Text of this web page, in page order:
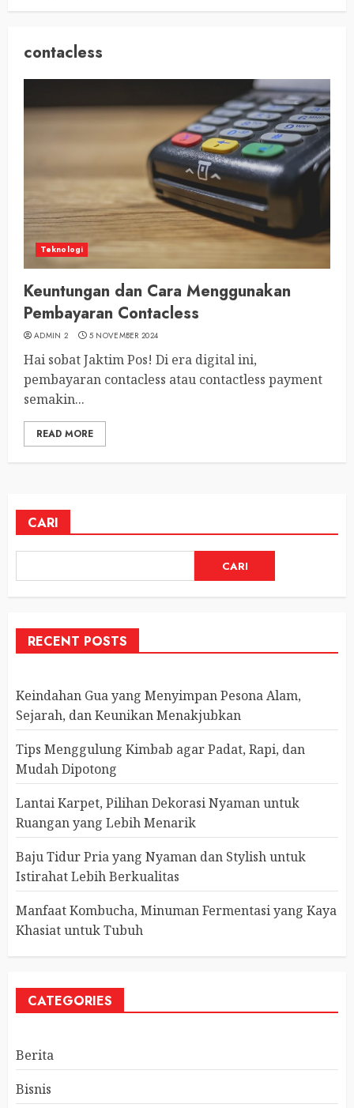
contacless
Teknologi
Keuntungan dan Cara Menggunakan
Pembayaran Contacless
ADMIN 2 5 NOVEMBER 2024
Hai sobat Jaktim Pos! Di era digital ini,
pembayaran contacless atau contactless payment
semakin...
READ MORE
CARI
CARI
RECENT POSTS
Keindahan Gua yang Menyimpan Pesona Alam,
Sejarah, dan Keunikan Menakjubkan
Tips Menggulung Kimbab agar Padat, Rapi, dan
Mudah Dipotong
Lantai Karpet, Pilihan Dekorasi Nyaman untuk
Ruangan yang Lebih Menarik
Baju Tidur Pria yang Nyaman dan Stylish untuk
Istirahat Lebih Berkualitas
Manfaat Kombucha, Minuman Fermentasi yang Kaya
Khasiat untuk Tubuh
CATEGORIES
Berita
Bisnis